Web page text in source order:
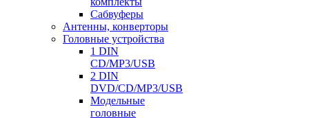
Сабвуферы
Антенны, конверторы
Головные устройства
1 DIN
CD/MP3/USB
2 DIN
DVD/CD/MP3/USB
Модельные
головные